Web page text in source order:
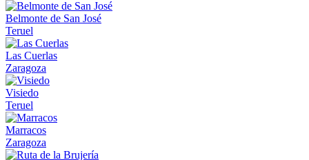
Belmonte de San José
Teruel
Las Cuerlas
Zaragoza
Visiedo
Teruel
Marracos
Zaragoza